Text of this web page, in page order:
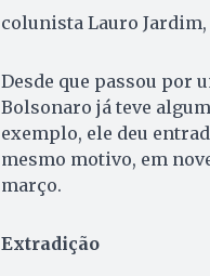
colunista Lauro
Desde que passou por
Bolsonaro já teve
exemplo, ele deu
mesmo motivo, em
março.
Extradição